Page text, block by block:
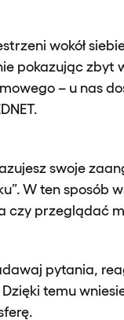
wokół
pokazując zbyt
– u nas
swoje
W ten sposób
czy przeglądać
pytania,
temu